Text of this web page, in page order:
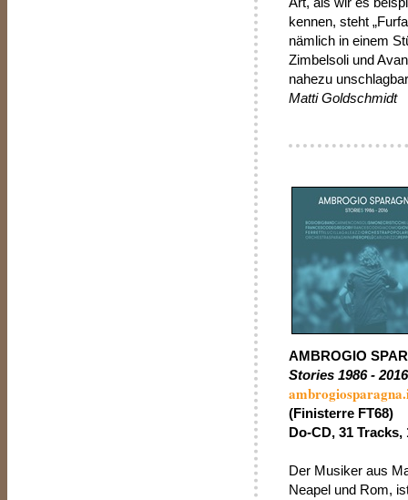
kennen, steht
nämlich in einem
Zimbelsoli und
nahezu
Matti Goldschmidt
AMBROGIO
Stories 1986 - 2016
(Finisterre FT68)
Do-CD, 31
Der Musiker aus
Neapel und Rom,